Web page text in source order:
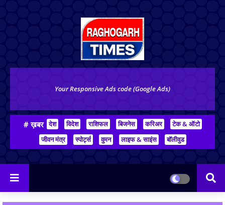
Your Responsive Ads code (Google Ads)
# ख़बर देश विदेश राशिफल बिजनेस करिअर
टेक & ऑटो
जीवन मंत्र
स्पोर्ट्स वुमन लाइफ & साइंस बॉलीवुड